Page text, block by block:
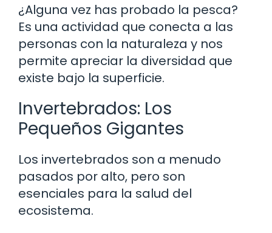
¿Alguna vez has probado la pesca?
Es una actividad que conecta a las
personas con la naturaleza y nos
permite apreciar la diversidad que
existe bajo la superficie.
Invertebrados: Los
Pequeños Gigantes
Los invertebrados son a menudo
pasados por alto, pero son
esenciales para la salud del
ecosistema.